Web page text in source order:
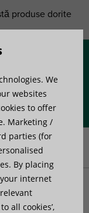
produse dorite
Wall and floor
Wall Plate
We
websites
to offer
Marketing /
parties (for
By placing
internet
all cookies’,